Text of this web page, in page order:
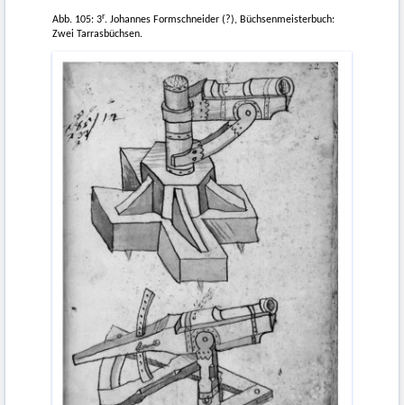
Abb. 105: 3r. Johannes Formschneider (?), Büchsenmeisterbuch:
Zwei Tarrasbüchsen.